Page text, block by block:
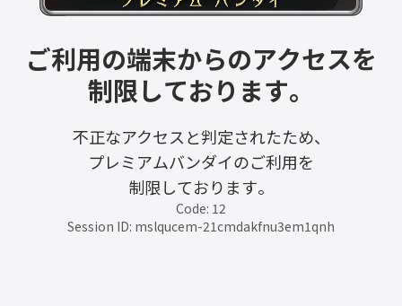
ご利用の端末からのアクセスを
制限しております。
不正なアクセスと判定されたため、
プレミアムバンダイのご利用を
制限しております。
Code: 12
Session ID: mslqucem-21cmdakfnu3em1qnh